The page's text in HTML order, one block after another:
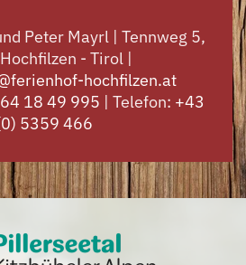
Peter Mayrl | Tennweg 5,
- Tirol |
hochfilzen.at
18 49 995 | Telefon: +43
5359 466